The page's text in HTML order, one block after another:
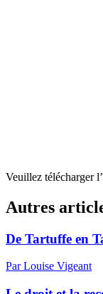
Veuillez télécharger
Autres
De Tartuffe en
Par Louise Vigeant